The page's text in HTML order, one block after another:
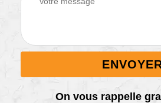
On vous rappelle